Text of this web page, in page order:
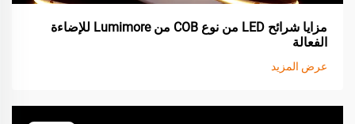
مزايا شرائح LED من نوع COB من Lumimore للإضاءة
الفعالة
عرض المزيد